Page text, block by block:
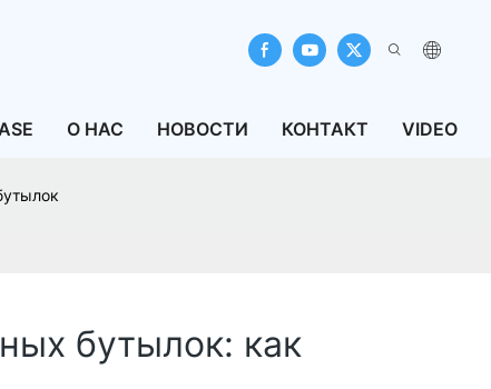
О НАС НОВОСТИ КОНТАКТ VIDEO
бутылок: как